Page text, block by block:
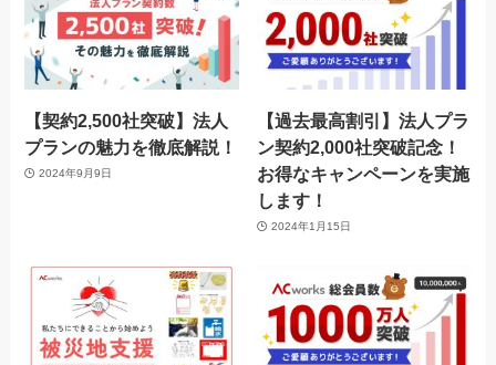
【契約2,500社突破】法人
プランの魅力を徹底解説！
2024年9月9日
【過去最高割引】法人プラ
ン契約2,000社突破記念！
お得なキャンペーンを実施
します！
2024年1月15日